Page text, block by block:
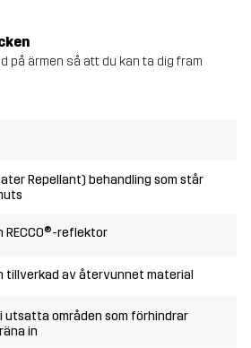
på ärmen så att du kan ta dig fram
Repellant) behandling som står
RECCO®-reflektor
tillverkad av återvunnet material
utsatta områden som förhindrar
in